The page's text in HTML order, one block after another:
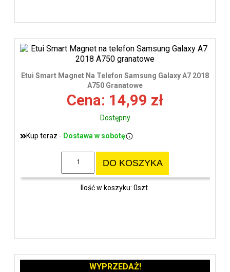
Etui Smart Magnet Na Telefon Samsung Galaxy A7 2018
A750 Granatowe
Cena: 14,99 zł
Dostępny
Kup teraz - Dostawa w sobotę
DO KOSZYKA
Ilość w koszyku: 0szt.
WYPRZEDAŻ!